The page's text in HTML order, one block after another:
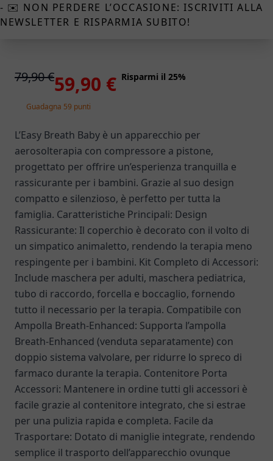
- ✉️ NON PERDERE L’OCCASIONE: ISCRIVITI ALLA
NEWSLETTER E RISPARMIA SUBITO!
79,90 €59,90 € Risparmi il 25%
Guadagna 59 punti
L’Easy Breath Baby è un apparecchio per
aerosolterapia con compressore a pistone,
progettato per offrire un’esperienza tranquilla e
rassicurante per i bambini. Grazie al suo design
compatto e silenzioso, è perfetto per tutta la
famiglia. Caratteristiche Principali: Design
Rassicurante: Il coperchio è decorato con il volto di
un simpatico animaletto, rendendo la terapia meno
respingente per i bambini. Kit Completo di Accessori:
Include maschera per adulti, maschera pediatrica,
tubo di raccordo, forcella e boccaglio, fornendo
tutto il necessario per la terapia. Compatibile con
Ampolla Breath-Enhanced: Supporta l’ampolla
Breath-Enhanced (venduta separatamente) con
doppio sistema valvolare, per ridurre lo spreco di
farmaco durante la terapia. Contenitore Porta
Accessori: Mantenere in ordine tutti gli accessori è
facile grazie al contenitore integrato, che si estrae
per una pulizia rapida e completa. Facile da
Trasportare: Dotato di maniglie integrate, rendendo
semplice il trasporto dell’apparecchio ovunque